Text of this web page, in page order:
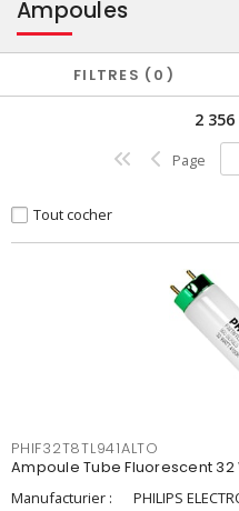
Ampoules
FILTRES 0
2 356
Page
Tout cocher
PHIF32T8TL941ALTO
Ampoule Tube Fluorescent 32
Manufacturier :
PHILIPS